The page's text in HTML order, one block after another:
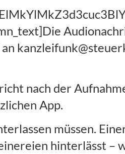
nach der
App.
müssen.
hinterlässt –